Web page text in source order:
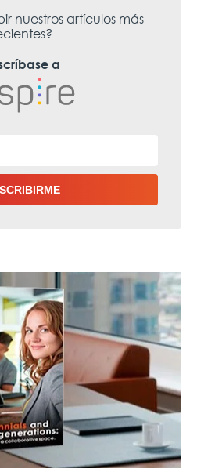
nuestros artículos más
a